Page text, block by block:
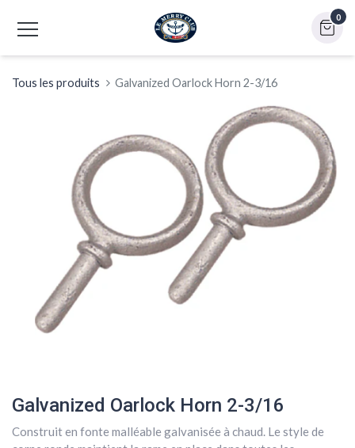
0
Tous les produits Galvanized Oarlock Horn 2-3/16
Galvanized Oarlock Horn 2-3/16
Construit en fonte malléable galvanisée à chaud. Le style de